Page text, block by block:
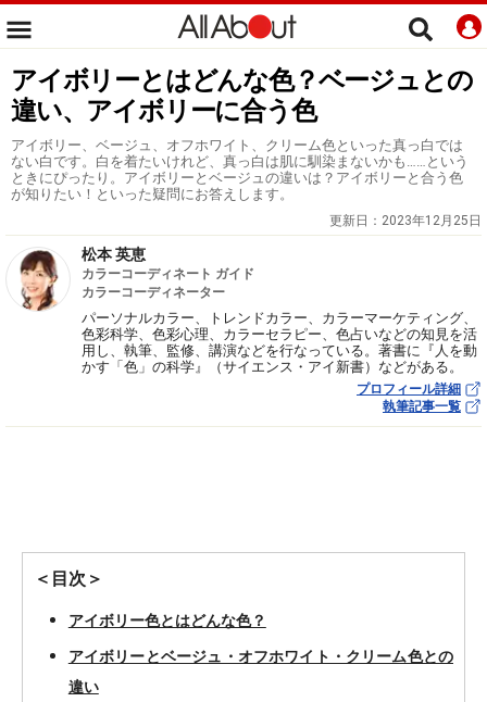
アイボリーとはどんな色？ベージュとの
違い、アイボリーに合う色
アイボリー、ベージュ、オフホワイト、クリーム色といった真っ白では
ない白です。白を着たいけれど、真っ白は肌に馴染まないかも……という
ときにぴったり。アイボリーとベージュの違いは？アイボリーと合う色
が知りたい！といった疑問にお答えします。
更新日： 2023年12月25日
松本 英恵
カラーコーディネート ガイド
カラーコーディネーター
パーソナルカラー、トレンドカラー、カラーマーケティング、
色彩科学、色彩心理、カラーセラピー、色占いなどの知見を活
用し、執筆、監修、講演などを行なっている。著書に『人を動
かす「色」の科学』（サイエンス・アイ新書）などがある。
プロフィール詳細
執筆記事一覧
＜目次＞
アイボリー色とはどんな色？
アイボリーとベージュ・オフホワイト・クリーム色との
違い